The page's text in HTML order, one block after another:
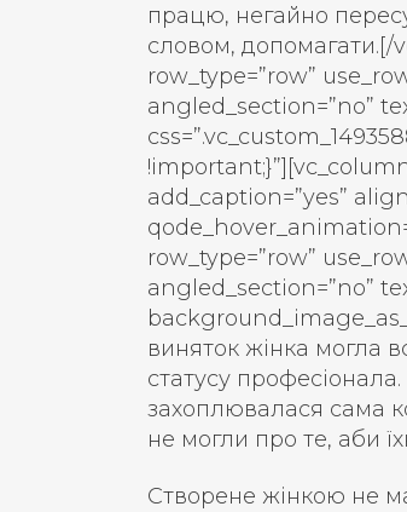
працю, негайно
словом, допомагати.[/
row_type=”row”
angled_section=”no”
add_caption=”yes”
row_type=”row”
angled_section=”no”
виняток жінка могла
статусу
захоплювалася сама
не могли про те, аби
Створене жінкою не